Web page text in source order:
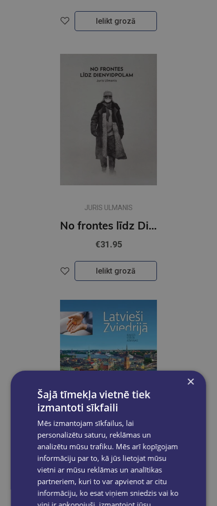
Ielikt grozā
JURIS ULMANIS
No frontes līdz Dienvidpolam
€31.95
Ielikt grozā
Latvieši Zviedrijā. Raksti. Stāsti. Atmiņas
€23.50
×
Šajā tīmekļa vietnē tiek
izmantoti sīkfaili
Mēs izmantojam sīkfailus, lai
personalizētu saturu, reklāmas un
analizētu mūsu trafiku. Mēs arī kopīgojam
informāciju par to, kā jūs lietojat mūsu
vietni ar mūsu reklāmas un analītikas
partneriem, kuri to var apvienot ar citu
informāciju, ko esat viņiem sniedzis vai ko